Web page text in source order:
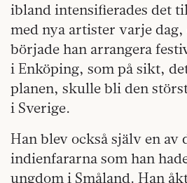
ibland intensifierades det
med nya artister varje
började han arrangera
i Enköping, som på sikt,
planen, skulle bli den
i Sverige.
Han blev också själv en av
indienfararna som han
ungdom i Småland. Han